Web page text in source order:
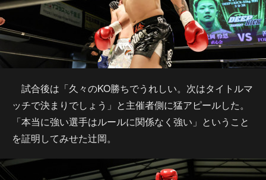
試合後は「久々のKO勝ちでうれしい。次はタイトルマ
ッチで決まりでしょう」と主催者側に猛アピールした。
「本当に強い選手はルールに関係なく強い」ということ
を証明してみせた辻岡。